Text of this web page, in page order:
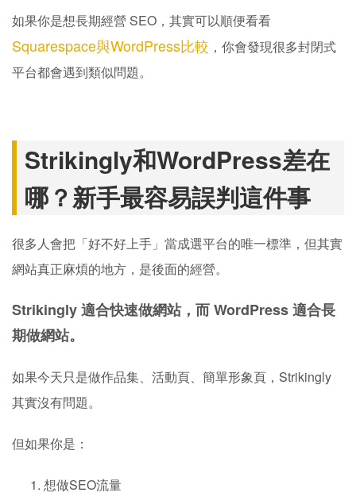
如果你是想長期經營 SEO，其實可以順便看看
Squarespace與WordPress比較 ，你會發現很多封閉式
平台都會遇到類似問題。
Strikingly和WordPress差在
哪？新手最容易誤判這件事
很多人會把「好不好上手」當成選平台的唯一標準，但其實
網站真正麻煩的地方，是後面的經營。
Strikingly 適合快速做網站，而 WordPress 適合長
期做網站。
如果今天只是做作品集、活動頁、簡單形象頁，Strikingly
其實沒有問題。
但如果你是：
想做SEO流量